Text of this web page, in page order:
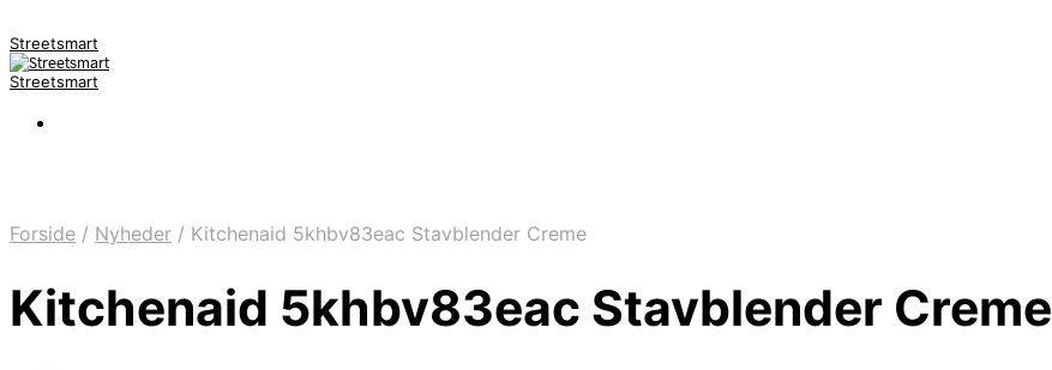
Streetsmart
Streetsmart
Forside / Nyheder / Kitchenaid 5khbv83eac Stavblender Creme
Kitchenaid 5khbv83eac Stavblender Creme